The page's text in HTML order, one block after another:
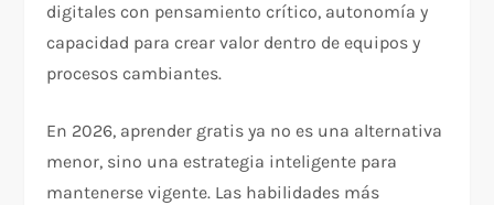
digitales con pensamiento crítico, autonomía y
capacidad para crear valor dentro de equipos y
procesos cambiantes.
En 2026, aprender gratis ya no es una alternativa
menor, sino una estrategia inteligente para
mantenerse vigente. Las habilidades más